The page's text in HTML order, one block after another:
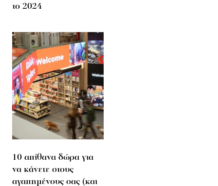
το 2024
10 απίθανα δώρα για
να κάνετε στους
αγαπημένους σας (και